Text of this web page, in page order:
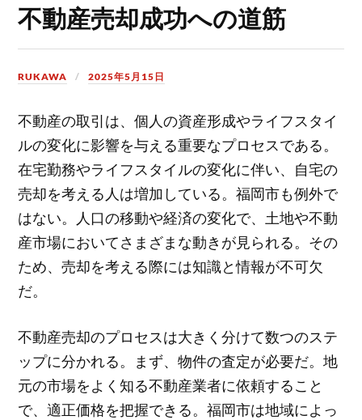
不動産売却成功への道筋
RUKAWA 2025年5月15日
不動産の取引は、個人の資産形成やライフスタイ
ルの変化に影響を与える重要なプロセスである。
在宅勤務やライフスタイルの変化に伴い、自宅の
売却を考える人は増加している。福岡市も例外で
はない。人口の移動や経済の変化で、土地や不動
産市場においてさまざまな動きが見られる。その
ため、売却を考える際には知識と情報が不可欠
だ。
不動産売却のプロセスは大きく分けて数つのステ
ップに分かれる。まず、物件の査定が必要だ。地
元の市場をよく知る不動産業者に依頼すること
で、適正価格を把握できる。福岡市は地域によっ